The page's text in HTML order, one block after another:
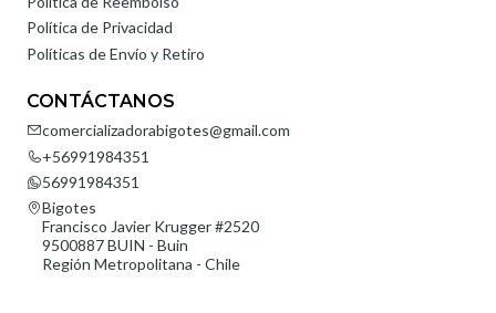
Política de Privacidad
Políticas de Envío y Retiro
CONTÁCTANOS
comercializadorabigotes@gmail.com
+56991984351
56991984351
Bigotes
Francisco Javier Krugger #2520
9500887 BUIN - Buin
Región Metropolitana - Chile